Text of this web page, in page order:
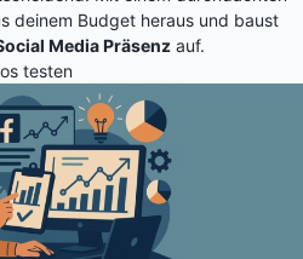
deinem Budget heraus und baust
Media Präsenz auf.
testen